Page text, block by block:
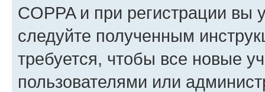
COPPA и при регистрации вы
следуйте полученным
требуется, чтобы все новые
пользователями или